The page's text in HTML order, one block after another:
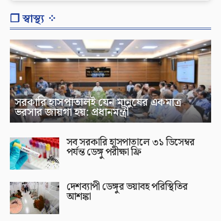
❐ স্বাস্থ্য ⁘
সরকারি হাসপাতালই যেন মানুষের একমাত্র
ভরসার জায়গা হয়: প্রধানমন্ত্রী
সব সরকারি হাসপাতালে ৩১ ডিসেম্বর
পর্যন্ত ডেঙ্গু পরীক্ষা ফ্রি
দেশব্যাপী ডেঙ্গুর ভয়াবহ পরিস্থিতির
আশঙ্কা